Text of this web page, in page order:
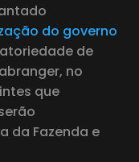
do governo
de
no
que
da Fazenda e